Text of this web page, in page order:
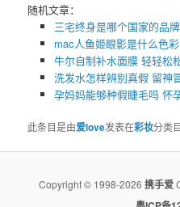
随机文章：
三宅终身是哪个国家的品
mac人鱼姬眼影是什么色
牛尔自制补水面膜 轻轻松
洗发水怎样辨别真假 留神
孕妈妈能够种假睫毛吗 怀
此条目是由爱love发表在彩妆分类
Copyright © 1998-2026 携手爱